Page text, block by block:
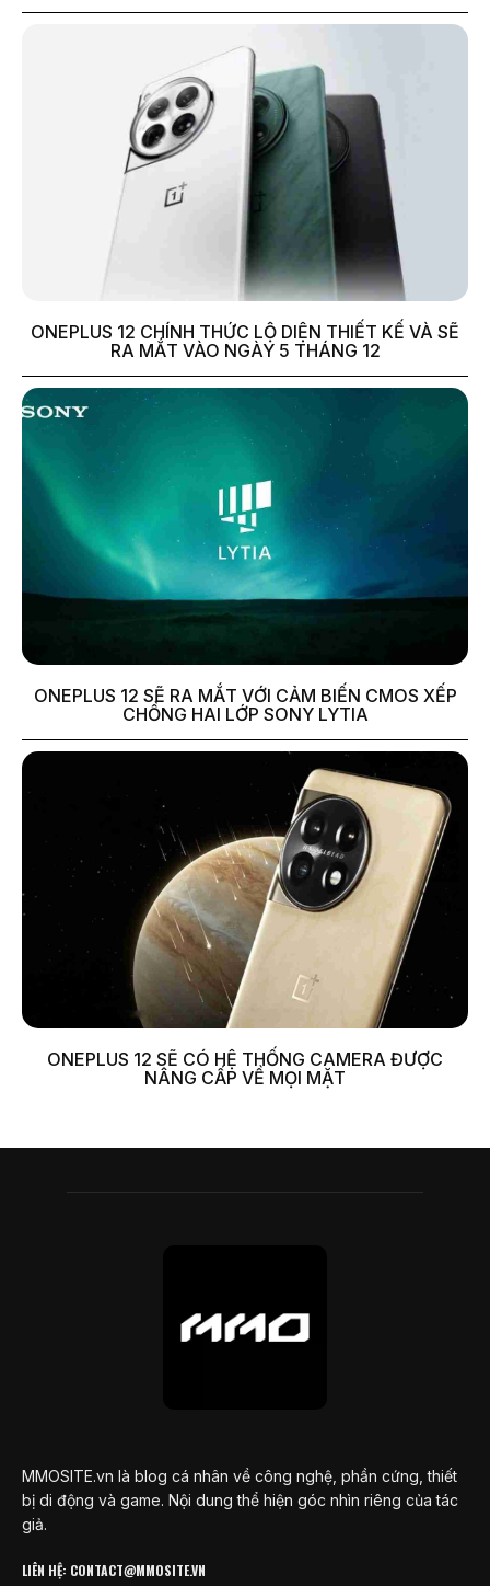
ONEPLUS 12 CHÍNH THỨC LỘ DIỆN THIẾT KẾ VÀ SẼ
RA MẮT VÀO NGÀY 5 THÁNG 12
ONEPLUS 12 SẼ RA MẮT VỚI CẢM BIẾN CMOS XẾP
CHỒNG HAI LỚP SONY LYTIA
ONEPLUS 12 SẼ CÓ HỆ THỐNG CAMERA ĐƯỢC
NÂNG CẤP VỀ MỌI MẶT
MMOSITE.vn là blog cá nhân về công nghệ, phần cứng, thiết
bị di động và game. Nội dung thể hiện góc nhìn riêng của tác
giả.
LIÊN HỆ: CONTACT@MMOSITE.VN